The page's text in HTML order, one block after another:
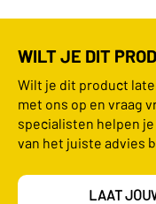
WILT JE DIT
Wilt je dit product
met ons op en vraag
specialisten helpen
van het juiste advies
LAAT